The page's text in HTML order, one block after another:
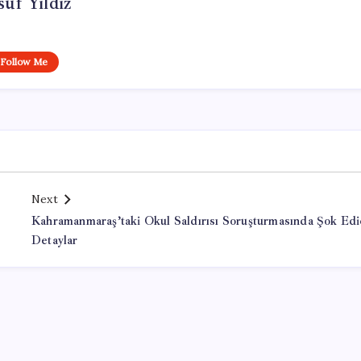
Follow Me
Next
Kahramanmaraş’taki Okul Saldırısı Soruşturmasında Şok
Detaylar